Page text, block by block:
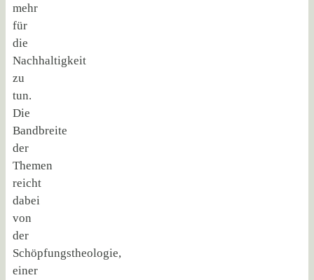
mehr
für
die
Nachhaltigkeit
zu
tun.
Die
Bandbreite
der
Themen
reicht
dabei
von
der
Schöpfungstheologie,
einer